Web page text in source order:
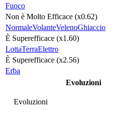
Fuoco
Non è Molto Efficace (x0.62)
NormaleVolanteVelenoGhiaccio
È Superefficace (x1.60)
LottaTerraElettro
È Superefficace (x2.56)
Erba
Evoluzioni
Evoluzioni